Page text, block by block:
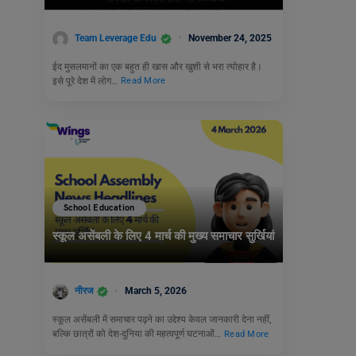
Team Leverage Edu November 24, 2025
ईद मुसलमानों का एक बहुत ही खास और खुशी से भरा त्योहार है।
इसे पूरे देश में लोग…
Read More
School Education
स्कूल असेंबली के लिए 4 मार्च की मुख्य समाचार सुर्खियां
नीरज March 5, 2026
स्कूल असेंबली में समाचार पढ़ने का उद्देश्य केवल जानकारी देना नहीं,
बल्कि छात्रों को देश-दुनिया की महत्वपूर्ण घटनाओं… Read More